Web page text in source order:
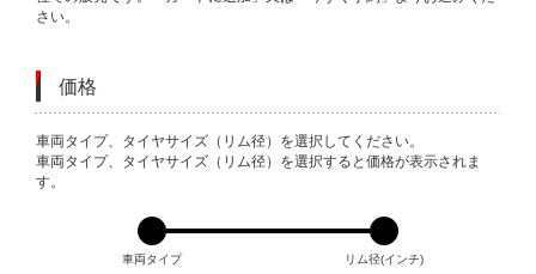
さい。
価格
VARIATIONS
車両タイプ、タイヤサイズ（リム径）を選択してください。
車両タイプ、タイヤサイズ（リム径）を選択すると価格が表示されま
す。
車両タイプ リム径(インチ)